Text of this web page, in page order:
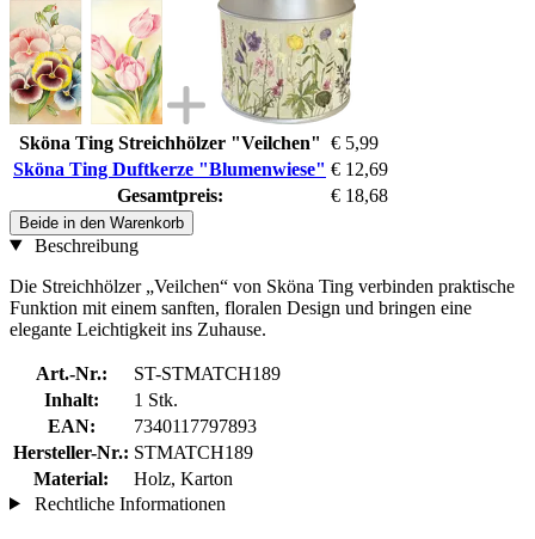
Sköna Ting Streichhölzer "Veilchen" € 5,99
Sköna Ting Duftkerze "Blumenwiese" € 12,69
Gesamtpreis:
€ 18,68
Beide in den Warenkorb
Beschreibung
Die Streichhölzer „Veilchen“ von Sköna Ting verbinden praktische
Funktion mit einem sanften, floralen Design und bringen eine
elegante Leichtigkeit ins Zuhause.
Art.-Nr.:
ST-STMATCH189
Inhalt:
1 Stk.
EAN:
7340117797893
Hersteller-Nr.: STMATCH189
Material:
Holz, Karton
Rechtliche Informationen